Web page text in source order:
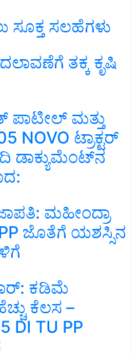
ಸೂಕ್ತ ಸಲಹೆಗಳು
ತಕ್ಕ ಕೃಷಿ
ಮತ್ತು
NOVO ಟ್ರಾಕ್ಟರ್
ಡಾಕ್ಯುಮೆಂಟ್‌ನ
ಮಹೀಂದ್ರಾ
ಜೊತೆಗೆ ಯಶಸ್ಸಿನ
ಕಡಿಮೆ
ಕೆಲಸ –
DI TU PP